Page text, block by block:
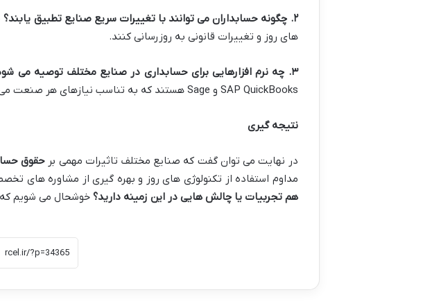
۲. چگونه حسابداران می توانند با تغییرات سریع صنایع تطبیق یابند؟
های روز و تغییرات قانونی به روزرسانی کنند.
۳. چه نرم افزارهایی برای حسابداری در صنایع مختلف توصیه می
SAP QuickBooks و Sage هستند که به تناسب نیازهای هر صنعت می توان از آن ها بهره برد.
نتیجه گیری
در نهایت می توان گفت که صنایع مختلف تاثیرات مهمی بر حقوق
مداوم استفاده از تکنولوژی های روز و بهره گیری از مشاوره های
هم تجربیات یا چالش هایی در این زمینه دارید؟ خوشحال می شویم که